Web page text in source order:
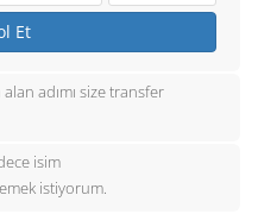
Et
adımı size transfer
isim
istiyorum.